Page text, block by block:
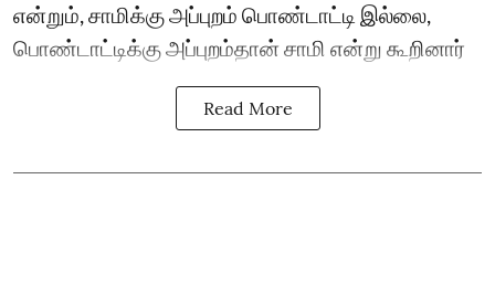
என்றும், சாமிக்கு அப்புறம் பொண்டாட்டி இல்லை,
பொண்டாட்டிக்கு அப்புறம்தான் சாமி என்று கூறினார்
Read More